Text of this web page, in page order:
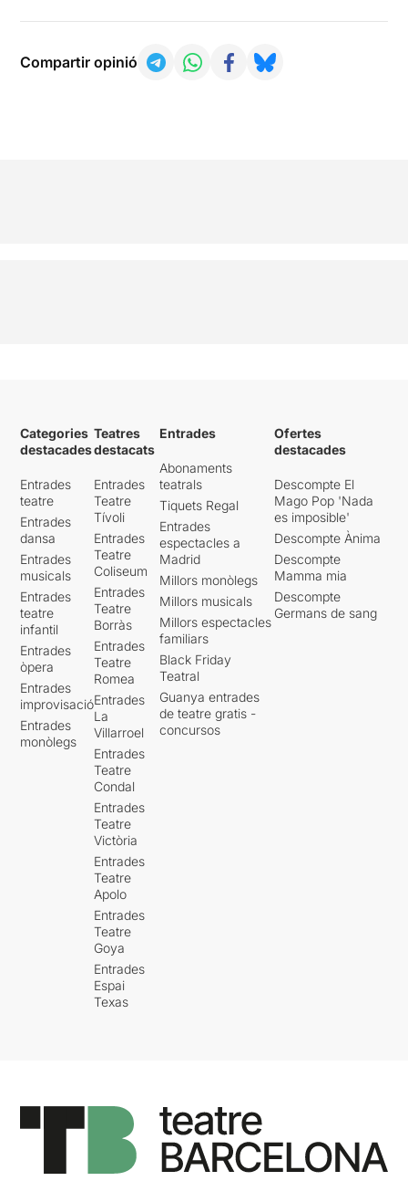
Compartir opinió
Categories
destacades
Entrades
teatre
Entrades
dansa
Entrades
musicals
Entrades
teatre
infantil
Entrades
òpera
Entrades
improvisació
Entrades
monòlegs
Teatres
destacats
Entrades
Teatre
Tívoli
Entrades
Teatre
Coliseum
Entrades
Teatre
Borràs
Entrades
Teatre
Romea
Entrades
La
Villarroel
Entrades
Teatre
Condal
Entrades
Teatre
Victòria
Entrades
Teatre
Apolo
Entrades
Teatre
Goya
Entrades
Espai
Texas
Entrades
Abonaments
teatrals
Tiquets Regal
Entrades
espectacles a
Madrid
Millors monòlegs
Millors musicals
Millors espectacles
familiars
Black Friday
Teatral
Guanya entrades
de teatre gratis -
concursos
Ofertes
destacades
Descompte El
Mago Pop 'Nada
es imposible'
Descompte Ànima
Descompte
Mamma mia
Descompte
Germans de sang